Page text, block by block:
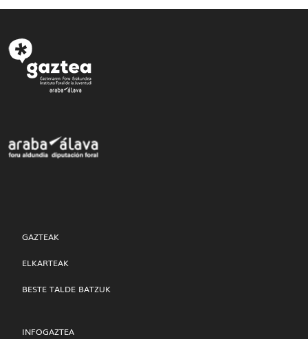
GAZTEAK
ELKARTEAK
BESTE TALDE BATZUK
INFOGAZTEA